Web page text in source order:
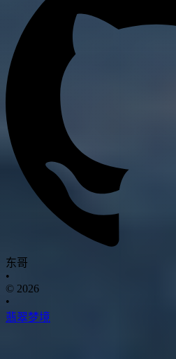
东哥
•
© 2026
•
翡翠梦境